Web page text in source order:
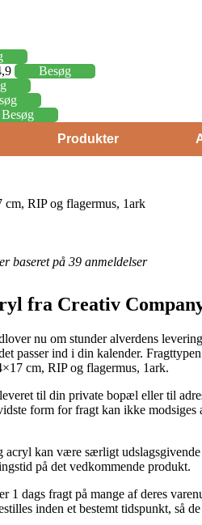
Besøg
Besøg
Produkter
cm, RIP og flagermus, 1ark
baseret på 39 anmeldelser
fra Creativ
nu om stunder alverdens
passer ind i din kalender.
cm, RIP og flagermus, 1ark.
til din private bopæl eller til
form for fragt kan ikke
kan være særligt
på det vedkommende produkt.
1 dags fragt på mange af deres
inden et bestemt tidspunkt, så